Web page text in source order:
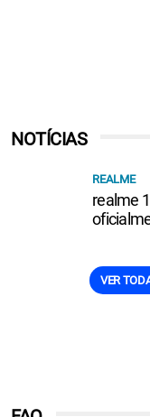
NOTÍCIAS
REALME
realme
VER